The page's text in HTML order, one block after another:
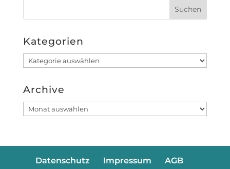
Kategorien
Kategorien
Archive
Archive
Datenschutz Impressum
AGB